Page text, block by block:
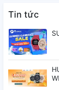
Đồng hồ đếm
Đơn vị đo: 1
Khoảng đếm
Khoảng cài
(khoảng tăng
Khác: Tự động
5 chế độ báo
Tin tức